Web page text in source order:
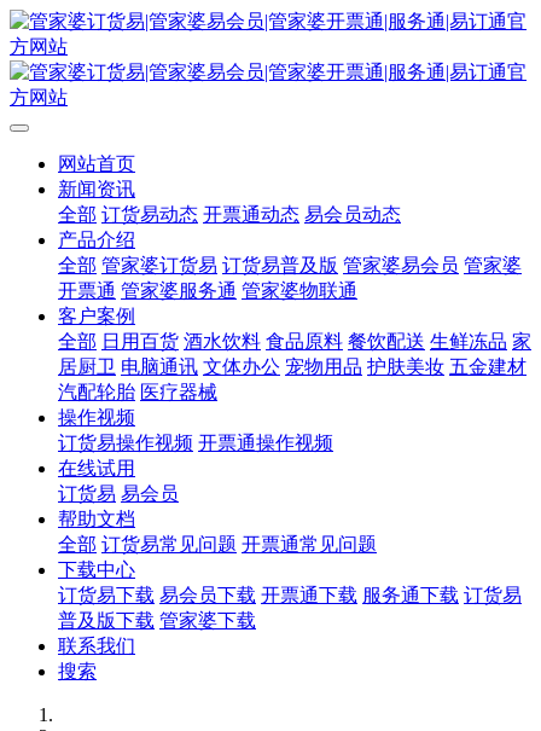
网站首页
新闻资讯
全部 订货易动态 开票通动态 易会员动态
产品介绍
全部 管家婆订货易 订货易普及版 管家婆易会员 管家婆
开票通 管家婆服务通 管家婆物联通
客户案例
全部 日用百货 酒水饮料 食品原料 餐饮配送 生鲜冻品 家
居厨卫 电脑通讯 文体办公 宠物用品 护肤美妆 五金建材
汽配轮胎 医疗器械
操作视频
订货易操作视频 开票通操作视频
在线试用
订货易 易会员
帮助文档
全部 订货易常见问题 开票通常见问题
下载中心
订货易下载 易会员下载 开票通下载 服务通下载 订货易
普及版下载 管家婆下载
联系我们
搜索